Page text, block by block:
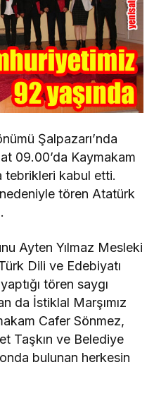
Şalpazarı’nda
09.00’da Kaymakam
tebrikleri kabul etti.
tören Atatürk
Ayten Yılmaz Mesleki
Dili ve Edebiyatı
tören saygı
da İstiklal Marşımız
Cafer Sönmez,
Taşkın ve Belediye
bulunan herkesin